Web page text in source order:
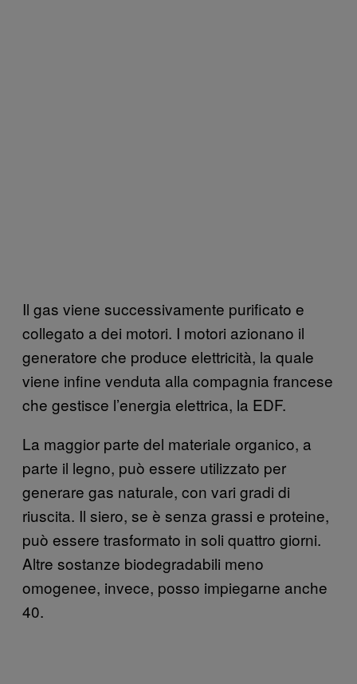
Il gas viene successivamente purificato e
collegato a dei motori. I motori azionano il
generatore che produce elettricità, la quale
viene infine venduta alla compagnia francese
che gestisce l’energia elettrica, la EDF.
La maggior parte del materiale organico, a
parte il legno, può essere utilizzato per
generare gas naturale, con vari gradi di
riuscita. Il siero, se è senza grassi e proteine,
può essere trasformato in soli quattro giorni.
Altre sostanze biodegradabili meno
omogenee, invece, posso impiegarne anche
40.